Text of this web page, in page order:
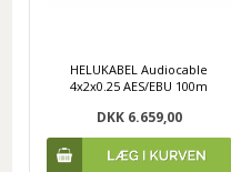
HELUKABEL Audiocable
4x2x0.25 AES/EBU 100m
DKK 6.659,00